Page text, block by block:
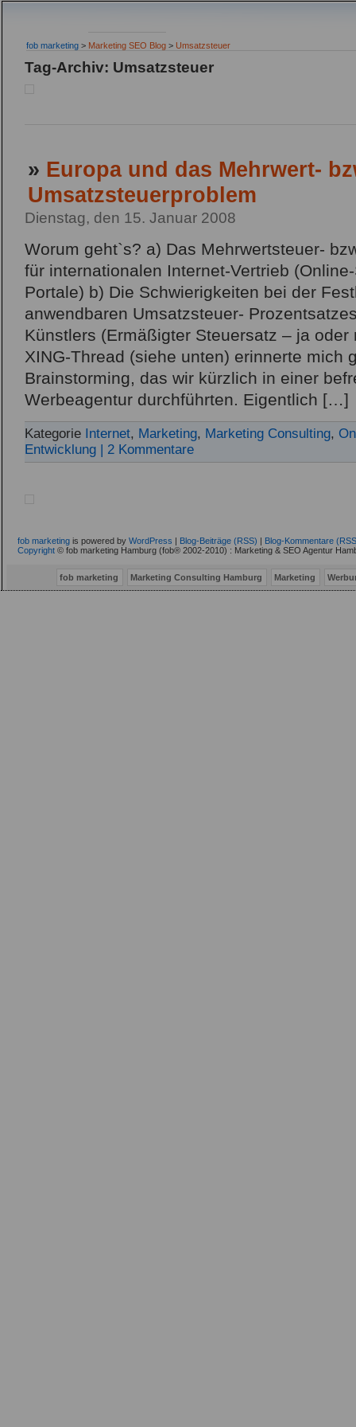
fob marketing > Marketing SEO Blog > Umsatzsteuer
Tag-Archiv: Umsatzsteuer
» Europa und das Mehrwert-
Umsatzsteuerproblem
Dienstag, den 15. Januar 2008
Worum geht`s? a) Das Mehrwertsteuer-
für internationalen Internet-Vertrieb
Portale) b) Die Schwierigkeiten bei der
anwendbaren Umsatzsteuer-
Künstlers (Ermäßigter Steuersatz – ja
XING-Thread (siehe unten) erinnerte mich
Brainstorming, das wir kürzlich in einer
Werbeagentur durchführten. Eigentlich […]
Kategorie Internet, Marketing, Marketing Consulting,
Entwicklung
| 2 Kommentare
fob marketing is powered by WordPress Blog-Beiträge (RSS)
Blog-Kommentare
Copyright © fob marketing Hamburg (fob® 2002-2010) : Marketing & SEO Agentur
fob marketing Marketing Consulting Hamburg Marketing